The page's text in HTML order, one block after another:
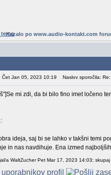
Kazalo po www.audio-kontakt.com
Čet Jan 05, 2023 10:19 Naslov sporočila:
mi zdi, da bi bilo fino imet ločeno
ideja, saj bi se lahko v takšni temi
in nas navdihuje. Ena izmed
a WaltZucher Pet Mar 17, 2023 14:03;